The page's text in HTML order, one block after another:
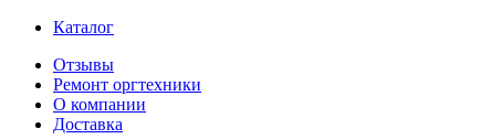
Каталог
Отзывы
Ремонт оргтехники
О компании
Доставка